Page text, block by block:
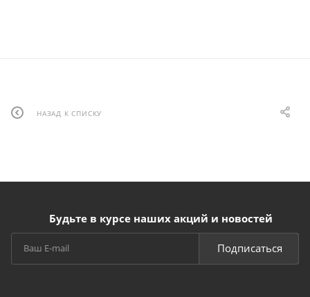
НАЗАД К СПИСКУ
Будьте в курсе наших акций и новостей
Подписаться